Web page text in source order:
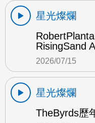
星光燦爛
RisingSand
2026/07/15
星光燦爛
TheByrds歷